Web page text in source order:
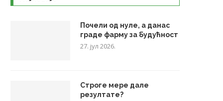
Почели од нуле, а данас
граде фарму за будућност
27. јул 2026.
Строге мере дале
резултате?